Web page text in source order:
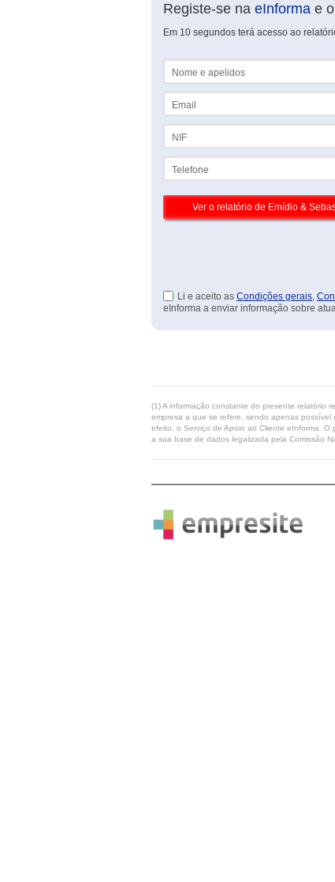
Registe-se na eInforma e
Em 10 segundos terá acesso ao
Li e aceito as Condições gerais,
eInforma a enviar informação sobre
(1) A informação constante do presente relatório
empresa a que se refere, sendo apenas possível
efeito, o Serviço de Apoio ao Cliente eInforma.
a sua base de dados legalizada pela Comissão